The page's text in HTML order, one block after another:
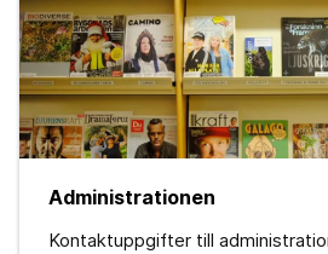
Administrationen
Kontaktuppgifter till